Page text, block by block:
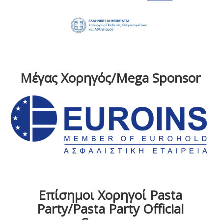
Μέγας Χορηγός/Mega Sponsor
Επίσημοι Χορηγοί Pasta
Party/Pasta Party Official